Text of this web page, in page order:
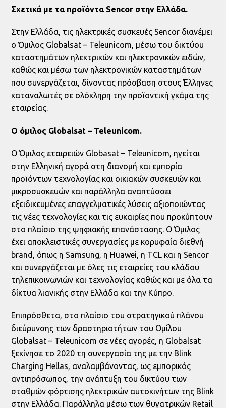
Σχετικά με τα προϊόντα Sencor στην Ελλάδα.
Στην Ελλάδα, τις ηλεκτρικές συσκευές Sencor διανέμει
ο Όμιλος Globalsat – Teleunicom, μέσω του δικτύου
καταστημάτων ηλεκτρικών και ηλεκτρονικών ειδών,
καθώς και μέσω των ηλεκτρονικών καταστημάτων
που συνεργάζεται, δίνοντας πρόσβαση στους Έλληνες
καταναλωτές σε ολόκληρη την προϊoντική γκάμα της
εταιρείας.
Ο όμιλος Globalsat – Teleunicom.
Ο Όμιλος εταιρειών Globasat – Teleunicom, ηγείται
στην Ελληνική αγορά στη διανομή και εμπορία
προϊόντων τεχνολογίας και οικιακών συσκευών και
μικροσυσκευών και παράλληλα αναπτύσσει
εξειδικευμένες επαγγελματικές λύσεις αξιοποιώντας
τις νέες τεχνολογίες και τις ευκαιρίες που προκύπτουν
στο πλαίσιο της ψηφιακής επανάστασης. Ο Όμιλος
έχει αποκλειστικές συνεργασίες με κορυφαία διεθνή
brand, όπως η Samsung, η Huawei, η TCL και η Sencor
και συνεργάζεται με όλες τις εταιρείες του κλάδου
τηλεπικοινωνιών και τεχνολογίας καθώς και με όλα τα
δίκτυα λιανικής στην Ελλάδα και την Κύπρο.
Επιπρόσθετα, στο πλαίσιο του στρατηγικού πλάνου
διεύρυνσης των δραστηριοτήτων του Ομίλου
Globalsat – Teleunicom σε νέες αγορές, η Globalsat
ξεκίνησε το 2020 τη συνεργασία της με την Blink
Charging Hellas, αναλαμβάνοντας, ως εμπορικός
αντιπρόσωπος, την ανάπτυξη του δικτύου των
σταθμών φόρτισης ηλεκτρικών αυτοκινήτων της Blink
στην Ελλάδα. Παράλληλα μέσω των θυγατρικών Retail